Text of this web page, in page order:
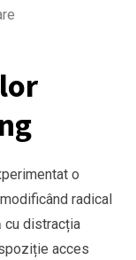
o
radical
cu distracția
acces